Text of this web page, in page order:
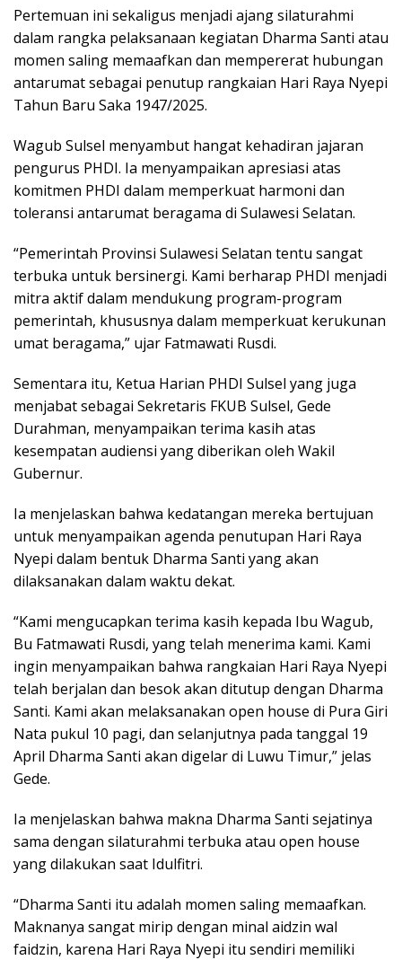
Pertemuan ini sekaligus menjadi ajang silaturahmi
dalam rangka pelaksanaan kegiatan Dharma Santi atau
momen saling memaafkan dan mempererat hubungan
antarumat sebagai penutup rangkaian Hari Raya Nyepi
Tahun Baru Saka 1947/2025.
Wagub Sulsel menyambut hangat kehadiran jajaran
pengurus PHDI. Ia menyampaikan apresiasi atas
komitmen PHDI dalam memperkuat harmoni dan
toleransi antarumat beragama di Sulawesi Selatan.
“Pemerintah Provinsi Sulawesi Selatan tentu sangat
terbuka untuk bersinergi. Kami berharap PHDI menjadi
mitra aktif dalam mendukung program-program
pemerintah, khususnya dalam memperkuat kerukunan
umat beragama,” ujar Fatmawati Rusdi.
Sementara itu, Ketua Harian PHDI Sulsel yang juga
menjabat sebagai Sekretaris FKUB Sulsel, Gede
Durahman, menyampaikan terima kasih atas
kesempatan audiensi yang diberikan oleh Wakil
Gubernur.
Ia menjelaskan bahwa kedatangan mereka bertujuan
untuk menyampaikan agenda penutupan Hari Raya
Nyepi dalam bentuk Dharma Santi yang akan
dilaksanakan dalam waktu dekat.
“Kami mengucapkan terima kasih kepada Ibu Wagub,
Bu Fatmawati Rusdi, yang telah menerima kami. Kami
ingin menyampaikan bahwa rangkaian Hari Raya Nyepi
telah berjalan dan besok akan ditutup dengan Dharma
Santi. Kami akan melaksanakan open house di Pura Giri
Nata pukul 10 pagi, dan selanjutnya pada tanggal 19
April Dharma Santi akan digelar di Luwu Timur,” jelas
Gede.
Ia menjelaskan bahwa makna Dharma Santi sejatinya
sama dengan silaturahmi terbuka atau open house
yang dilakukan saat Idulfitri.
“Dharma Santi itu adalah momen saling memaafkan.
Maknanya sangat mirip dengan minal aidzin wal
faidzin, karena Hari Raya Nyepi itu sendiri memiliki